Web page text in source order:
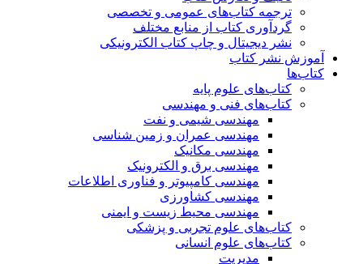
ترجمه کتاب‌های عمومی و تخصصی
گردآوری کتاب از منابع مختلف
نشر دیجیتال و چاپ کتاب الکترونیکی
آموزش نشر کتاب
کتاب‌ها
کتاب‌های علوم پایه
کتاب‌های فنی و مهندسی
مهندسی شیمی و نفت
مهندسی عمران و زمین شناسی
مهندسی مکانیک
مهندسی برق و الکترونیک
مهندسی کامپیوتر و فناوری اطلاعات
مهندسی کشاورزی
مهندسی محیط زیست و ایمنی
کتاب‌های علوم تجربی و پزشکی
کتاب‌های علوم انسانی
مدیریت